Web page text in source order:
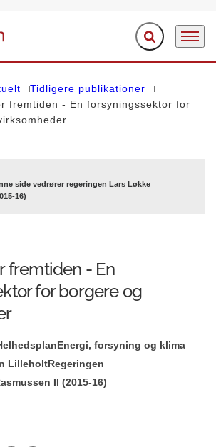
Fold søgefelt ud
Menu
Tidligere publikationer
fremtiden - En forsyningssektor for
side vedrører regeringen Lars Løkke
16)
fremtiden - En
for borgere og
Energi, forsyning og klima
LilleholtRegeringen
II (2015-16)